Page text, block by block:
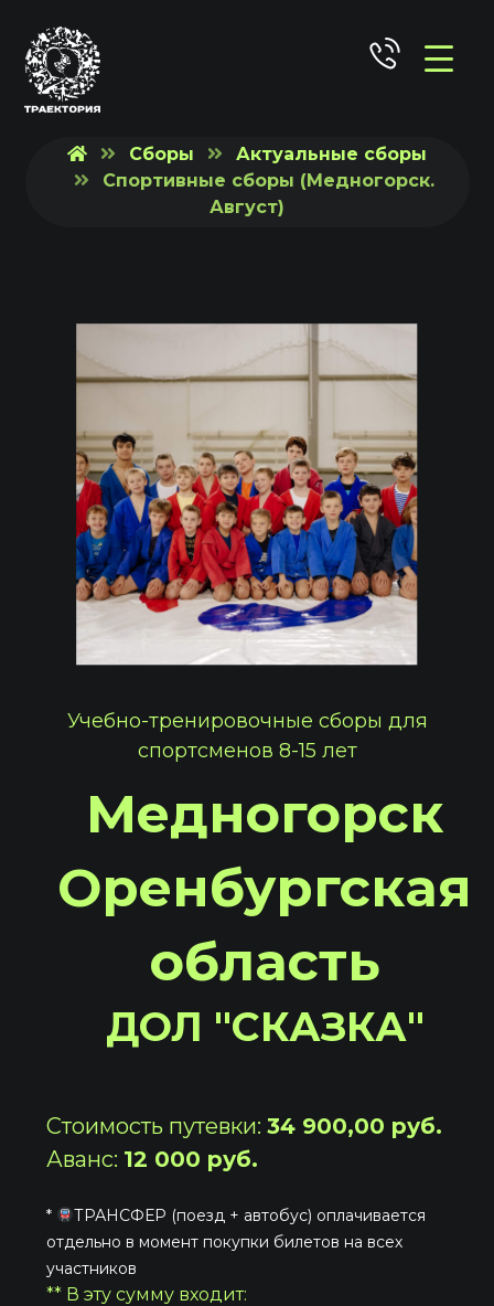
Сборы
Актуальные сборы
Спортивные сборы (Медногорск.
Август)
Учебно-тренировочные сборы для
спортсменов 8-15 лет
Медногорск
Оренбургская
область
ДОЛ "СКАЗКА"
Стоимость путевки:34 900,00 руб.
Аванс: 12 000 руб.
*
ТРАНСФЕР (поезд + автобус) оплачивается
отдельно в момент покупки билетов на всех
участников
** В эту сумму входит: